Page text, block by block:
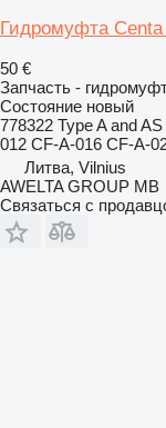
Гидромуфта Centa
50 €
Запчасть -
Состояние новый
778322 Type A and
012 CF-A-016 CF-A-
Литва, Vilnius
AWELTA GROUP MB
Связаться с